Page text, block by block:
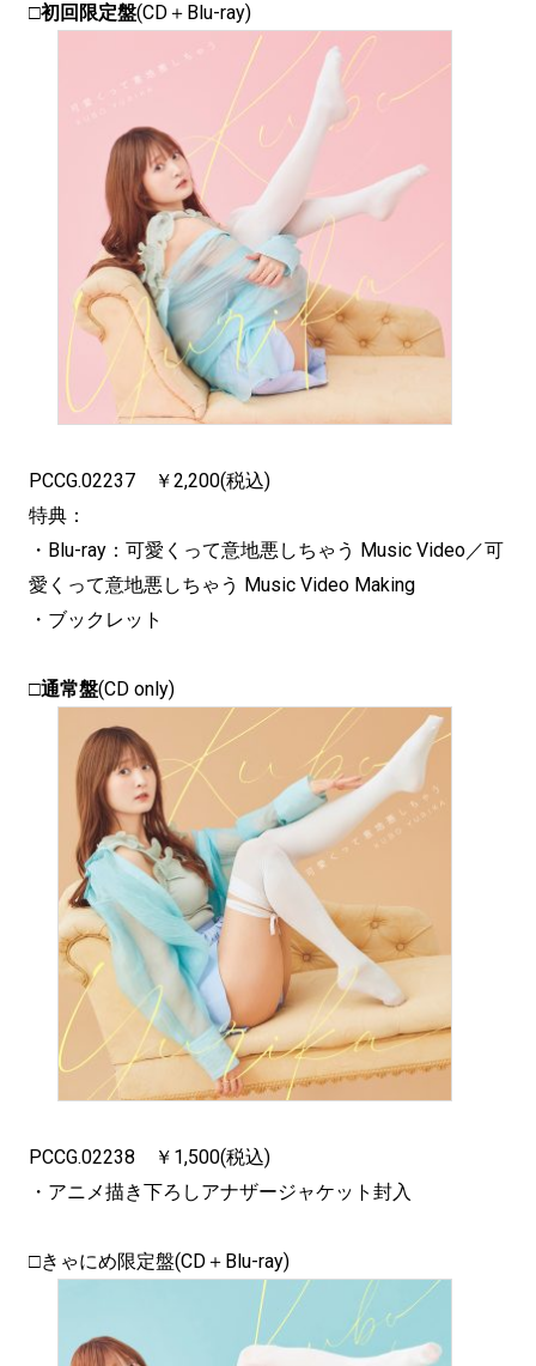
□初回限定盤(CD＋Blu-ray)
PCCG.02237 ￥2,200(税込)
特典：
・Blu-ray：可愛くって意地悪しちゃう Music Video／可
愛くって意地悪しちゃう Music Video Making
・ブックレット
□通常盤(CD only)
PCCG.02238 ￥1,500(税込)
・アニメ描き下ろしアナザージャケット封入
□きゃにめ限定盤(CD＋Blu-ray)